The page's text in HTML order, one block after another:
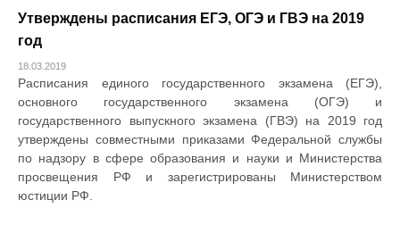
Утверждены расписания ЕГЭ, ОГЭ и ГВЭ на 2019
год
18.03.2019
Расписания единого государственного экзамена (ЕГЭ),
основного государственного экзамена (ОГЭ) и
государственного выпускного экзамена (ГВЭ) на 2019 год
утверждены совместными приказами Федеральной службы
по надзору в сфере образования и науки и Министерства
просвещения РФ и зарегистрированы Министерством
юстиции РФ.